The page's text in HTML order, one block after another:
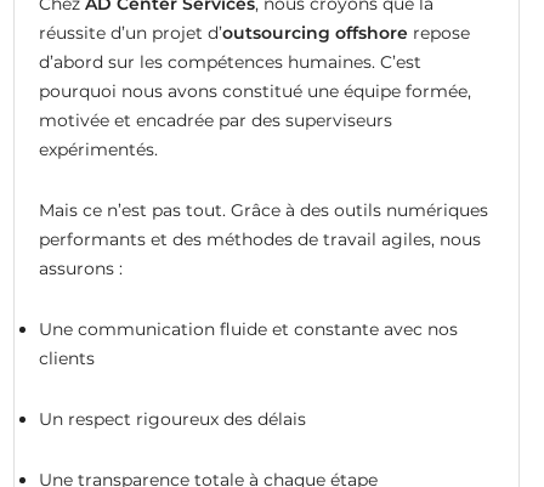
réussite d’un projet d’outsourcing offshorerepose
d’abord sur les compétences humaines. C’est
pourquoi nous avons constitué une équipe formée,
motivée et encadrée par des superviseurs
expérimentés.
Mais ce n’est pas tout. Grâce à des outils numériques
performants et des méthodes de travail agiles, nous
assurons :
Une communication fluide et constante avec nos
clients
Un respect rigoureux des délais
Une transparence totale à chaque étape